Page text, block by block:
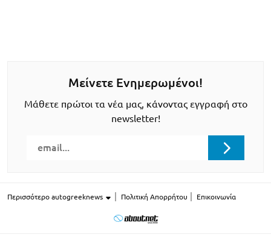
Μείνετε Ενημερωμένοι!
Μάθετε πρώτοι τα νέα μας, κάνοντας εγγραφή στο
newsletter!
Περισσότερο autogreeknews Πολιτική Απορρήτου Επικοινωνία